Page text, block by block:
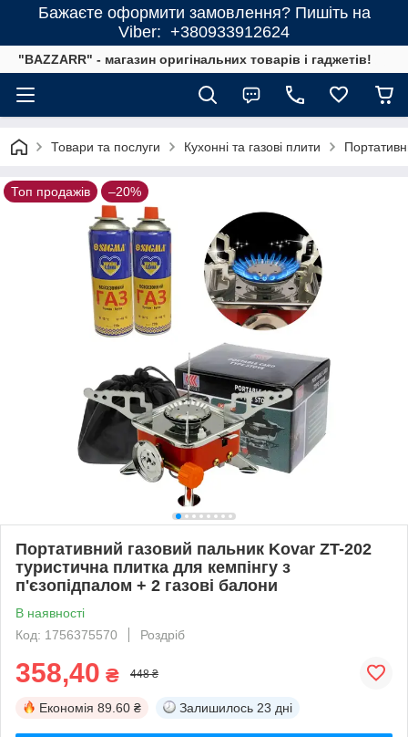
Бажаєте оформити замовлення? Пишіть на
Viber: +380933912624
"BAZZARR" - магазин оригінальних товарів і гаджетів!
Товари та послуги Кухонні та газові плити
Топ продажів –20%
Портативний газовий пальник Kovar ZT-202
туристична плитка для кемпінгу з
п'єзопідпалом + 2 газові балони
В наявності
Код: 1756375570
Роздріб
358,40 ₴ 448 ₴
Економія 89.60 ₴ Залишилось 23 дні